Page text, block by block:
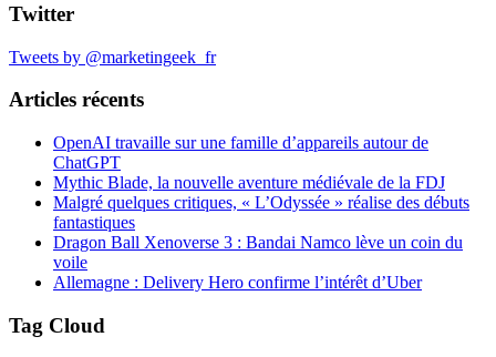
Twitter
Tweets by @marketingeek_fr
Articles récents
OpenAI travaille sur une famille d’appareils autour de
ChatGPT
Mythic Blade, la nouvelle aventure médiévale de la FDJ
Malgré quelques critiques, « L’Odyssée » réalise des débuts
fantastiques
Dragon Ball Xenoverse 3 : Bandai Namco lève un coin du
voile
Allemagne : Delivery Hero confirme l’intérêt d’Uber
Tag Cloud